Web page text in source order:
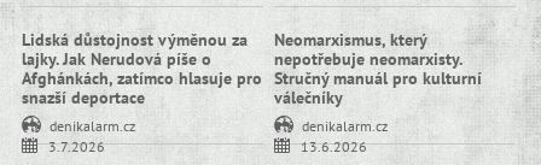
Lidská důstojnost výměnou za
lajky. Jak Nerudová píše o
Afghánkách, zatímco hlasuje pro
snazší deportace
denikalarm.cz
3.7.2026
Neomarxismus, který
nepotřebuje neomarxisty.
Stručný manuál pro kulturní
válečníky
denikalarm.cz
13.6.2026